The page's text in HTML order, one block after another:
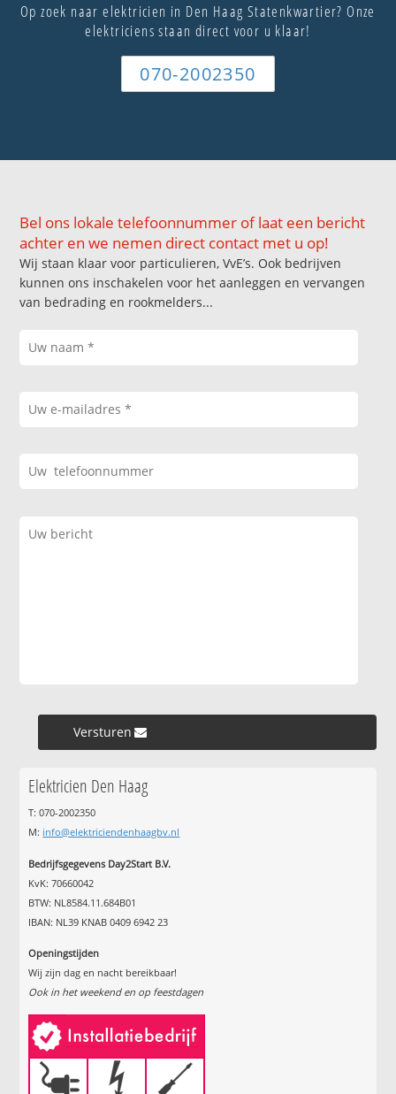
Op zoek naar elektricien in Den Haag Statenkwartier? Onze
elektriciens staan direct voor u klaar!
070-2002350
Bel ons lokale telefoonnummer of laat een bericht
achter en we nemen direct contact met u op!
Wij staan klaar voor particulieren, VvE’s. Ook bedrijven
kunnen ons inschakelen voor het aanleggen en vervangen
van bedrading en rookmelders...
Versturen »
Elektricien Den Haag
T: 070-2002350
M: info@elektriciendenhaagbv.nl
Bedrijfsgegevens Day2Start B.V.
KvK: 70660042
BTW: NL8584.11.684B01
IBAN: NL39 KNAB 0409 6942 23
Openingstijden
Wij zijn dag en nacht bereikbaar!
Ook in het weekend en op feestdagen